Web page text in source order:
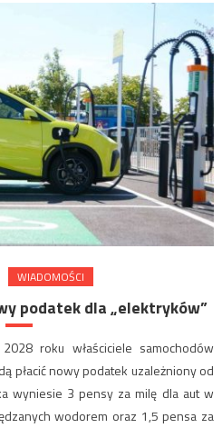
WIADOMOŚCI
podatek dla „elektryków”
roku właściciele samochodów
płacić nowy podatek uzależniony od
wyniesie 3 pensy za milę dla aut w
wodorem oraz 1,5 pensa za